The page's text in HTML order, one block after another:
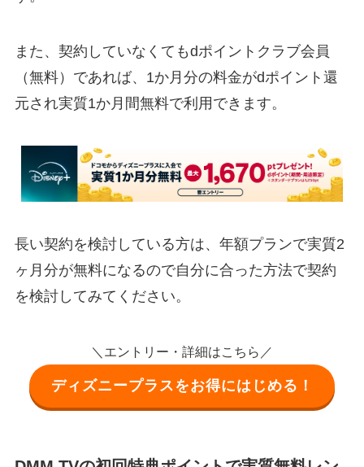
また、契約していなくてもdポイントクラブ会員
（無料）であれば、1か月分の料金がdポイント還
元され実質1か月間無料で利用できます。
長い契約を検討している方は、年額プランで実質2
ヶ月分が無料になるので自分に合った方法で契約
を検討してみてください。
＼エントリー・詳細はこちら／
ディズニープラスをお得にはじめる！